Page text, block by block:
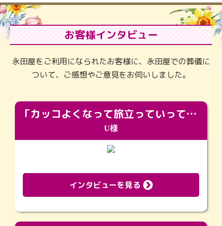
お客様インタビュー
永田屋をご利用になられたお客様に、永田屋での葬儀に
ついて、ご感想やご意見をお伺いしました。
「カッコよくなって旅立っていってくれました（笑）もっとカッコいいって言ってあげればよかったな」
U様
インタビューを見る